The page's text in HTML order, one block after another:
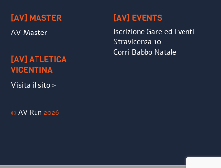
[AV] MASTER
AV Master
[AV] ATLETICA
VICENTINA
Visita il sito >
[AV] EVENTS
Iscrizione Gare ed Eventi
Stravicenza 10
Corri Babbo Natale
©AV Run 2026